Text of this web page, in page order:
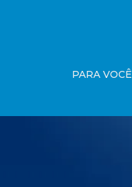
PARA VOCÊ